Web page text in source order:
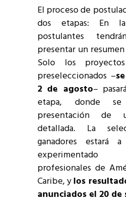
El proceso de
dos etapas: En
postulantes
presentar un
Solo los
preseleccionados –
2 de agosto–
etapa, donde
presentación de
detallada. La
ganadores estará
profesionales de
Caribe, ylos
anunciados el 20